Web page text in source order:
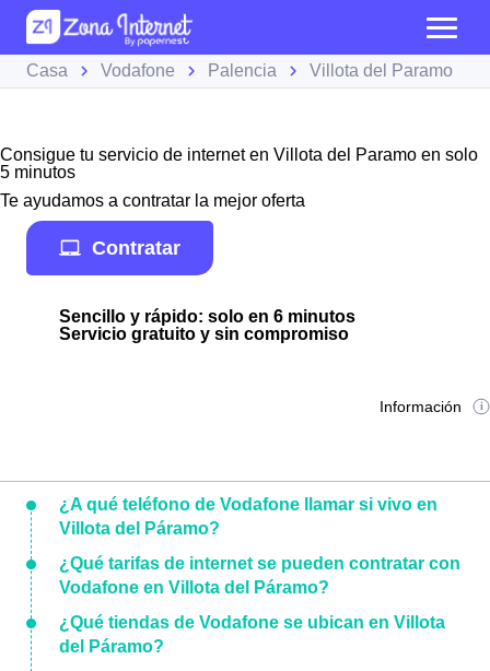
Casa Vodafone Palencia Villota del Paramo
Consigue tu servicio de internet en Villota del Paramo en solo
5 minutos
Te ayudamos a contratar la mejor oferta
Contratar
Sencillo y rápido: solo en 6 minutos
Servicio gratuito y sin compromiso
Información
¿A qué teléfono de Vodafone llamar si vivo en
Villota del Páramo?
¿Qué tarifas de internet se pueden contratar con
Vodafone en Villota del Páramo?
¿Qué tiendas de Vodafone se ubican en Villota
del Páramo?